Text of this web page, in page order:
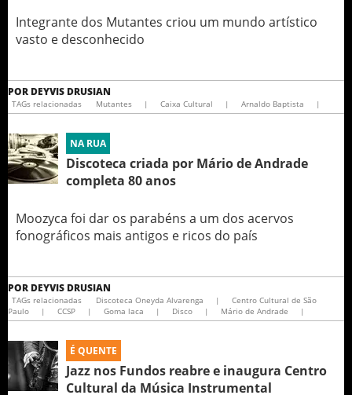
Integrante dos Mutantes criou um mundo artístico
vasto e desconhecido
POR DEYVIS DRUSIAN
TAGs relacionadas Mutantes | Caixa Cultural | Arnaldo Baptista |
NA RUA
Discoteca criada por Mário de Andrade
completa 80 anos
Moozyca foi dar os parabéns a um dos acervos
fonográficos mais antigos e ricos do país
POR DEYVIS DRUSIAN
TAGs relacionadas Discoteca Oneyda Alvarenga |
Centro Cultural de São
Paulo
| CCSP | Goma laca | Disco | Mário de Andrade |
É QUENTE
Jazz nos Fundos reabre e inaugura Centro
Cultural da Música Instrumental